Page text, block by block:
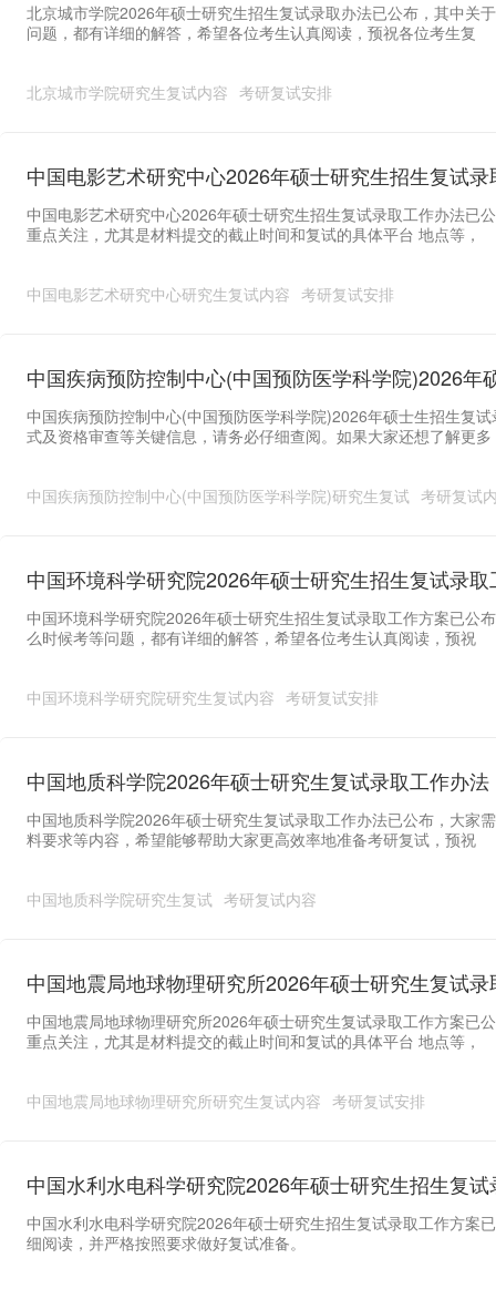
北京城市学院2026年硕士研究生招生复试录取办法已公布，其中关
问题，都有详细的解答，希望各位考生认真阅读，预祝各位考生复
北京城市学院研究生复试内容 考研复试安排
中国电影艺术研究中心2026年硕士研究生招生复试
中国电影艺术研究中心2026年硕士研究生招生复试录取工作办法已
重点关注，尤其是材料提交的截止时间和复试的具体平台 地点等，
中国电影艺术研究中心研究生复试内容 考研复试安排
中国疾病预防控制中心(中国预防医学科学院)2026年
中国疾病预防控制中心(中国预防医学科学院)2026年硕士生招生复
式及资格审查等关键信息，请务必仔细查阅。如果大家还想了解更多
中国疾病预防控制中心(中国预防医学科学院)研究生复试 考研复试
中国环境科学研究院2026年硕士研究生招生复试录
中国环境科学研究院2026年硕士研究生招生复试录取工作方案已公
么时候考等问题，都有详细的解答，希望各位考生认真阅读，预祝
中国环境科学研究院研究生复试内容 考研复试安排
中国地质科学院2026年硕士研究生复试录取工作办法
中国地质科学院2026年硕士研究生复试录取工作办法已公布，大家
料要求等内容，希望能够帮助大家更高效率地准备考研复试，预祝
中国地质科学院研究生复试 考研复试内容
中国地震局地球物理研究所2026年硕士研究生复试
中国地震局地球物理研究所2026年硕士研究生复试录取工作方案已
重点关注，尤其是材料提交的截止时间和复试的具体平台 地点等，
中国地震局地球物理研究所研究生复试内容 考研复试安排
中国水利水电科学研究院2026年硕士研究生招生复
中国水利水电科学研究院2026年硕士研究生招生复试录取工作方案
细阅读，并严格按照要求做好复试准备。